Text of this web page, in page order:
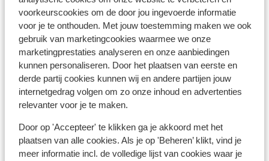
voorkeurscookies om de door jou ingevoerde informatie
voor je te onthouden. Met jouw toestemming maken we ook
gebruik van marketingcookies waarmee we onze
marketingprestaties analyseren en onze aanbiedingen
kunnen personaliseren. Door het plaatsen van eerste en
derde partij cookies kunnen wij en andere partijen jouw
internetgedrag volgen om zo onze inhoud en advertenties
relevanter voor je te maken.
Door op 'Accepteer' te klikken ga je akkoord met het
plaatsen van alle cookies. Als je op 'Beheren’ klikt, vind je
meer informatie incl. de volledige lijst van cookies waar je
Ook interessant voor jou